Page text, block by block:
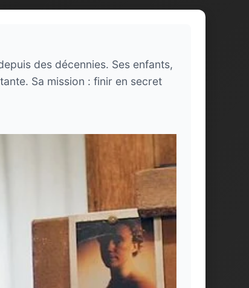
des décennies. Ses enfants,
Sa mission : finir en secret